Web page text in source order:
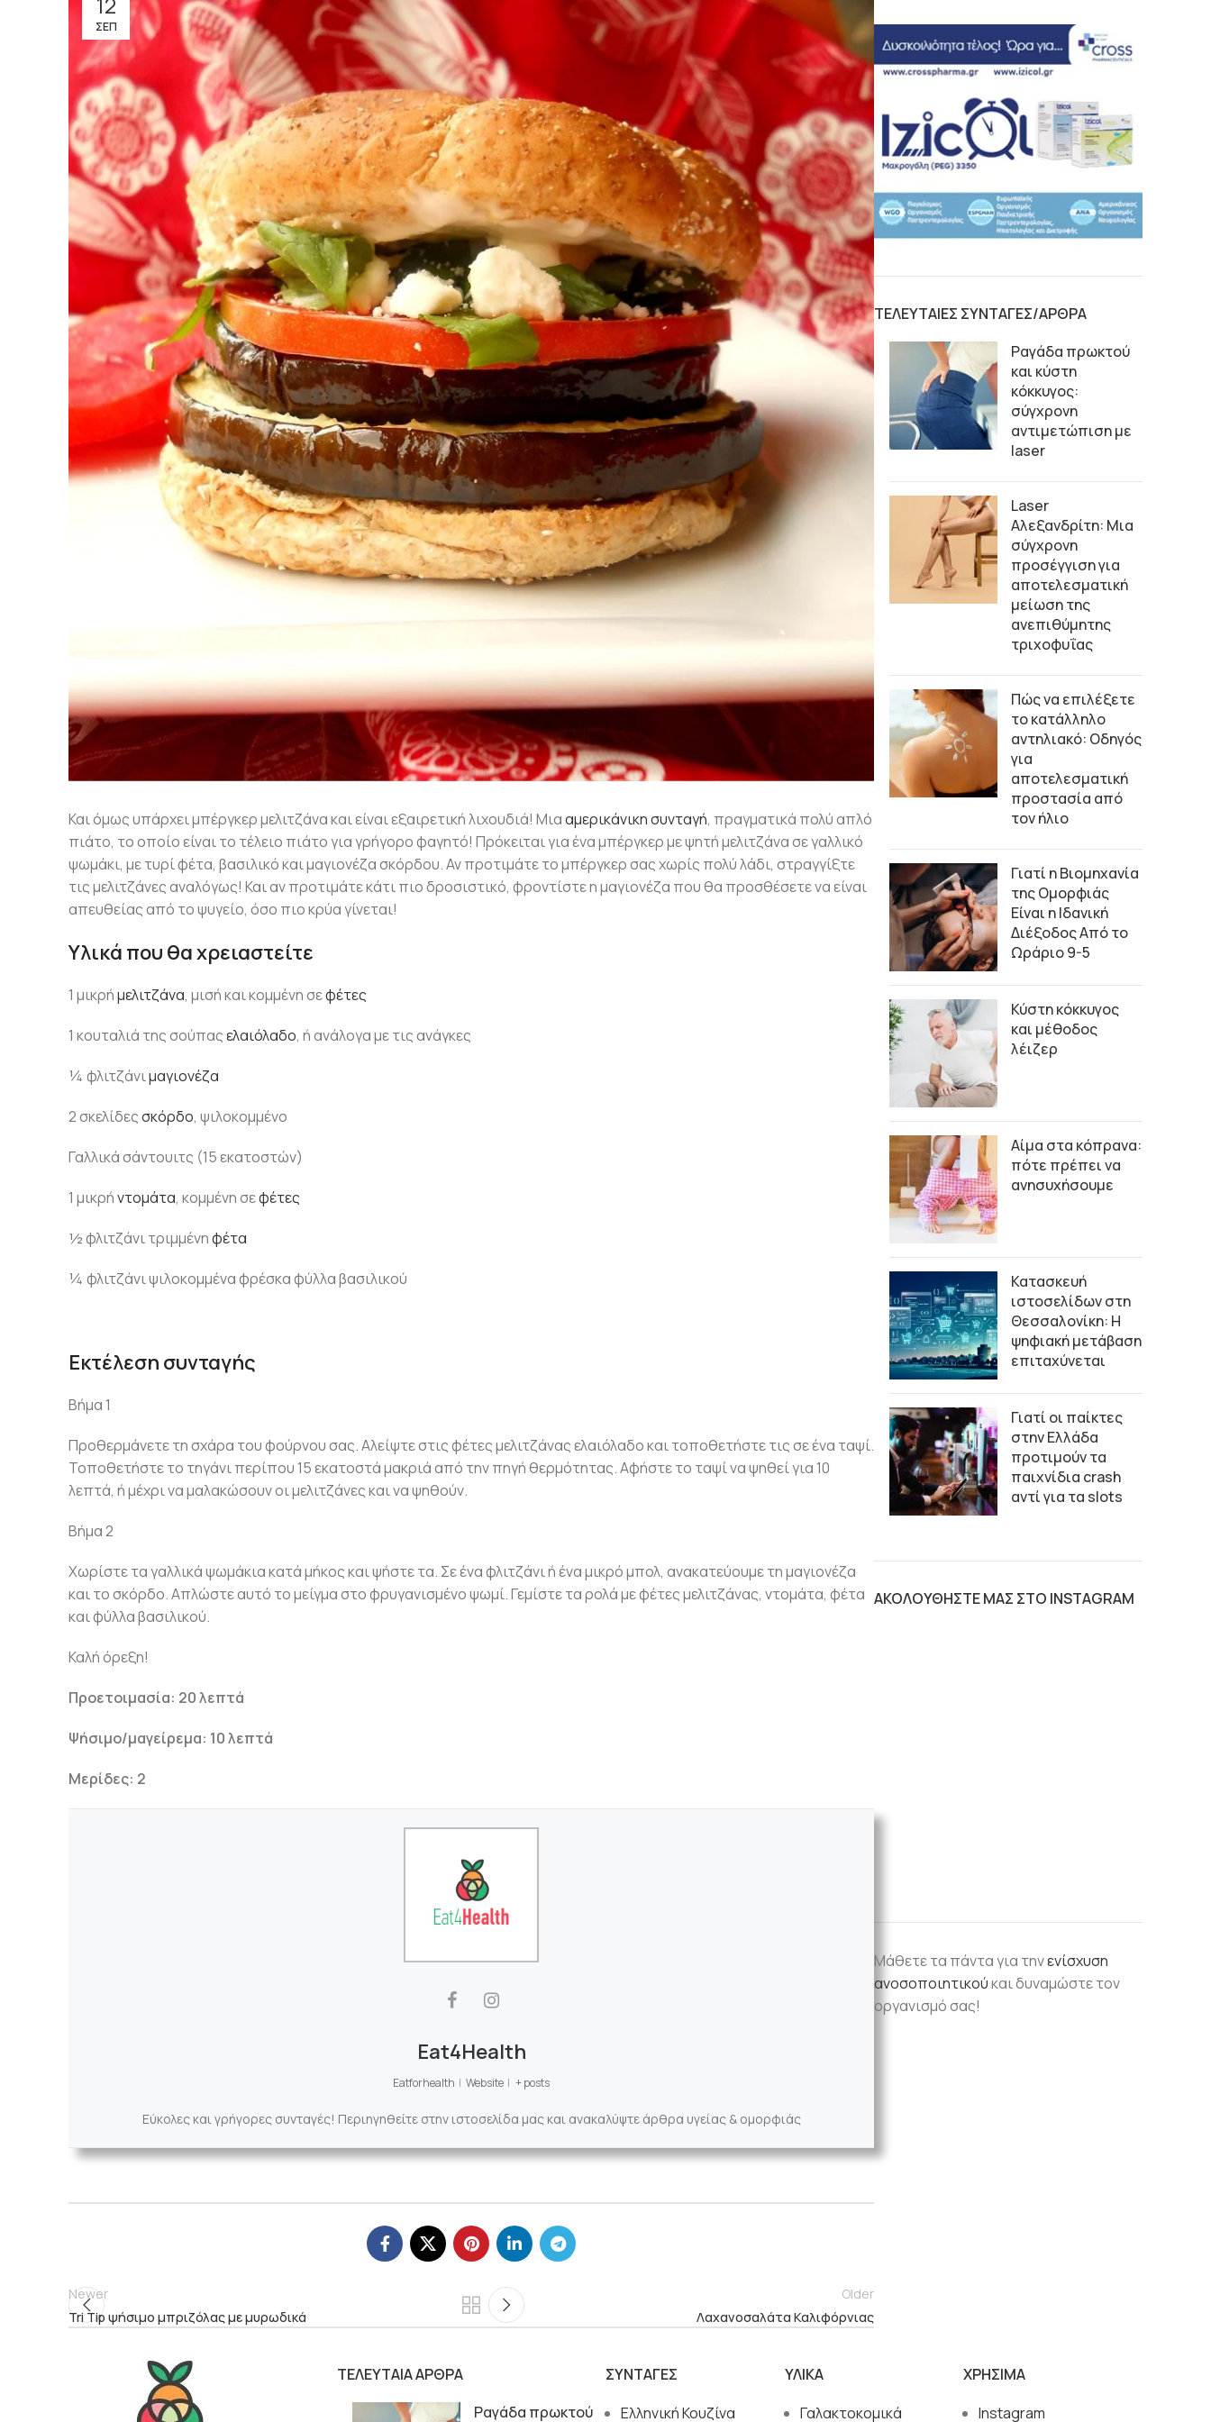
ΣΕΠ
Και όμως υπάρχει μπέργκερ μελιτζάνα και είναι εξαιρετική λιχουδιά! Μιααμερικάνικη συνταγή, πραγματικά πολύ απλό
πιάτο, το οποίο είναι το τέλειο πιάτο για γρήγορο φαγητό! Πρόκειται για ένα μπέργκερ με ψητή μελιτζάνα σε γαλλικό
ψωμάκι, με τυρί φέτα, βασιλικό και μαγιονέζα σκόρδου. Αν προτιμάτε το μπέργκερ σας χωρίς πολύ λάδι, στραγγίξτε
τις μελιτζάνες αναλόγως! Και αν προτιμάτε κάτι πιο δροσιστικό, φροντίστε η μαγιονέζα που θα προσθέσετε να είναι
απευθείας από το ψυγείο, όσο πιο κρύα γίνεται!
Υλικά που θα χρειαστείτε
1 μικρήμελιτζάνα, μισή και κομμένη σεφέτες
1 κουταλιά της σούπαςελαιόλαδο, ή ανάλογα με τις ανάγκες
¼ φλιτζάνιμαγιονέζα
2 σκελίδεςσκόρδο, ψιλοκομμένο
Γαλλικά σάντουιτς (15 εκατοστών)
1 μικρήντομάτα, κομμένη σεφέτες
½ φλιτζάνι τριμμένηφέτα
¼ φλιτζάνι ψιλοκομμένα φρέσκα φύλλα βασιλικού
Εκτέλεση συνταγής
Βήμα 1
Προθερμάνετε τη σχάρα του φούρνου σας. Αλείψτε στις φέτες μελιτζάνας ελαιόλαδο και τοποθετήστε τις σε ένα ταψί.
Τοποθετήστε το τηγάνι περίπου 15 εκατοστά μακριά από την πηγή θερμότητας. Αφήστε το ταψί να ψηθεί για 10
λεπτά, ή μέχρι να μαλακώσουν οι μελιτζάνες και να ψηθούν.
Βήμα 2
Χωρίστε τα γαλλικά ψωμάκια κατά μήκος και ψήστε τα. Σε ένα φλιτζάνι ή ένα μικρό μπολ, ανακατεύουμε τη μαγιονέζα
και το σκόρδο. Απλώστε αυτό το μείγμα στο φρυγανισμένο ψωμί. Γεμίστε τα ρολά με φέτες μελιτζάνας, ντομάτα, φέτα
και φύλλα βασιλικού.
Καλή όρεξη!
Προετοιμασία: 20 λεπτά
Ψήσιμο/μαγείρεμα: 10 λεπτά
Μερίδες: 2
Eat4Health
Eatforhealth | Website | + posts
Εύκολες και γρήγορες συνταγές! Περιηγηθείτε στην ιστοσελίδα μας και ανακαλύψτε άρθρα υγείας & ομορφιάς
Newer
Tri Tip ψήσιμο μπριζόλας με μυρωδικά
Older
Λαχανοσαλάτα Καλιφόρνιας
ΤΕΛΕΥΤΑΙΕΣ ΣΥΝΤΑΓΕΣ/ΑΡΘΡΑ
Ραγάδα πρωκτού
και κύστη
κόκκυγος:
σύγχρονη
αντιμετώπιση με
laser
Laser
Αλεξανδρίτη: Μια
σύγχρονη
προσέγγιση για
αποτελεσματική
μείωση της
ανεπιθύμητης
τριχοφυΐας
Πώς να επιλέξετε
το κατάλληλο
αντηλιακό: Οδηγός
για
αποτελεσματική
προστασία από
τον ήλιο
Γιατί η Βιομηχανία
της Ομορφιάς
Είναι η Ιδανική
Διέξοδος Από το
Ωράριο 9-5
Κύστη κόκκυγος
και μέθοδος
λέιζερ
Αίμα στα κόπρανα:
πότε πρέπει να
ανησυχήσουμε
Κατασκευή
ιστοσελίδων στη
Θεσσαλονίκη: Η
ψηφιακή μετάβαση
επιταχύνεται
Γιατί οι παίκτες
στην Ελλάδα
προτιμούν τα
παιχνίδια crash
αντί για τα slots
ΑΚΟΛΟΥΘΗΣΤΕ ΜΑΣ ΣΤΟ INSTAGRAM
Μάθετε τα πάντα για τηνενίσχυση
ανοσοποιητικούκαι δυναμώστε τον
οργανισμό σας!
ΤΕΛΕΥΤΑΙΑ ΑΡΘΡΑ
Ραγάδα πρωκτού
ΣΥΝΤΑΓΕΣ
Ελληνική Κουζίνα
ΥΛΙΚΑ
Γαλακτοκομικά
ΧΡΗΣΙΜΑ
Instagram